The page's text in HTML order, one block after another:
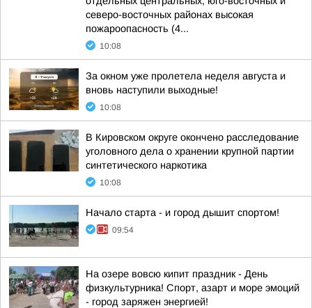
северо-восточных районах высокая
пожароопасность (4...
10:08
За окном уже пролетела неделя августа и
вновь наступили выходные!
10:08
В Кировском округе окончено расследование
уголовного дела о хранении крупной партии
синтетического наркотика
10:08
Начало старта - и город дышит спортом!
09:54
На озере вовсю кипит праздник - День
физкультурника! Спорт, азарт и море эмоций
- город заряжен энергией!